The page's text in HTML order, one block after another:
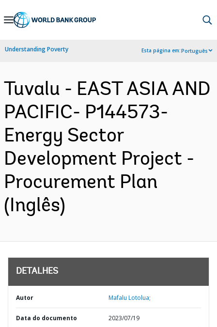
Skip
Navigation
Understanding Poverty Esta página em:Português
Tuvalu - EAST ASIA AND
PACIFIC- P144573-
Energy Sector
Development Project -
Procurement Plan
(Inglês)
DETALHES
Autor Mafalu Lotolua;
Data do documento 2023/07/19